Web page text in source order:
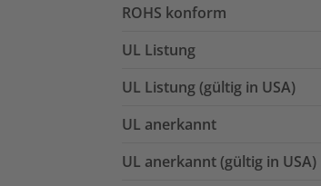
ROHS konform
UL Listung
UL Listung (gültig in USA)
UL anerkannt
UL anerkannt (gültig in USA)